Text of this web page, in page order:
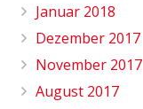
Januar 2018
Dezember 2017
November 2017
August 2017